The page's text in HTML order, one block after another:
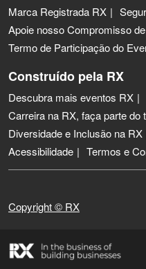
Marca Registrada RX
Apoie nosso Compromisso
Termo de Participação do
Construído pela RX
Descubra mais eventos RX
Carreira na RX, faça parte do
Diversidade e Inclusão na RX
Acessibilidade
Termos e
Copyright © RX